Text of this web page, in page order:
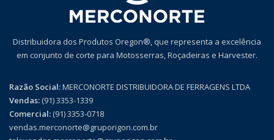
Distribuidora dos Produtos Oregon®, que representa a excelência
em conjunto de corte para Motosserras, Roçadeiras e Harvester.
Razão Social:MERCONORTE DISTRIBUIDORA DE FERRAGENS LTDA
Vendas:(91) 3353-1339
Comercial:(91) 3353-0718
vendas.merconorte@gruporigon.com.br